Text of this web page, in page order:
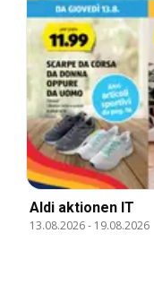
Aldi aktionen IT
13.08.2026- 19.08.2026